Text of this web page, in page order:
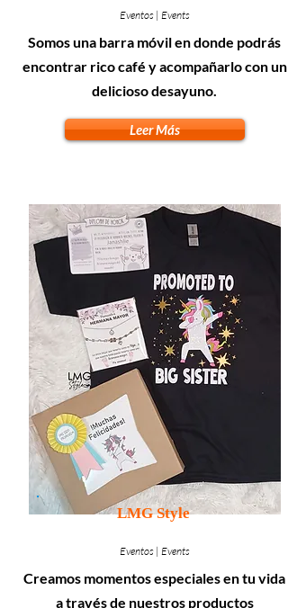
Eventos | Events
Somos una barra móvil en donde podrás
encontrar rico café y acompañarlo con un
delicioso desayuno.
Leer Más
LMG Style
Eventos | Events
Creamos momentos especiales en tu vida
a través de nuestros productos